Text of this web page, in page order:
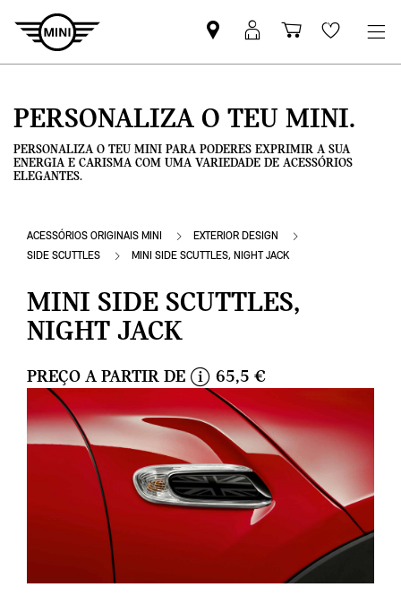
Pesquisar
parceiro
Iniciar
sessão
Carrinho
de
Wishlist
PERSONALIZA O TEU MINI.
PERSONALIZA O TEU MINI PARA PODERES EXPRIMIR A SUA
ENERGIA E CARISMA COM UMA VARIEDADE DE ACESSÓRIOS
ELEGANTES.
ACESSÓRIOS ORIGINAIS MINI
EXTERIOR DESIGN
SIDE SCUTTLES
MINI SIDE SCUTTLES, NIGHT JACK
MINI SIDE SCUTTLES,
NIGHT JACK
PREÇO A PARTIR DE
n
f
o
65,5 €